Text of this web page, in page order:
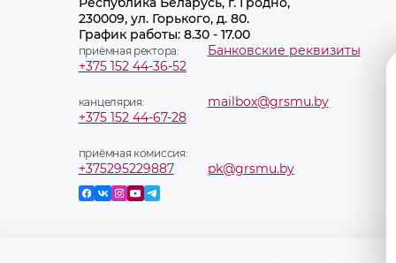
230009, ул. Горького, д. 80.
График работы: 8.30 - 17.00
приёмная ректора:
+375 152 44-36-52
Банковские реквизиты
канцелярия:
+375 152 44-67-28
mailbox@grsmu.by
приёмная комиссия:
+375295229887 pk@grsmu.by